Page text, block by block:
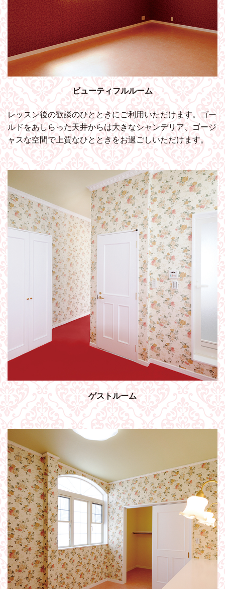
ビューティフルルーム
レッスン後の歓談のひとときにご利用いただけます。ゴー
ルドをあしらった天井からは大きなシャンデリア、ゴージ
ャスな空間で上質なひとときをお過ごしいただけます。
ゲストルーム